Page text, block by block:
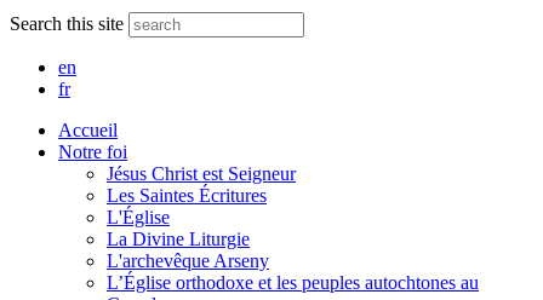
Search this site
en
fr
Accueil
Notre foi
Jésus Christ est Seigneur
Les Saintes Écritures
L'Église
La Divine Liturgie
L'archevêque Arseny
L’Église orthodoxe et les peuples autochtones au